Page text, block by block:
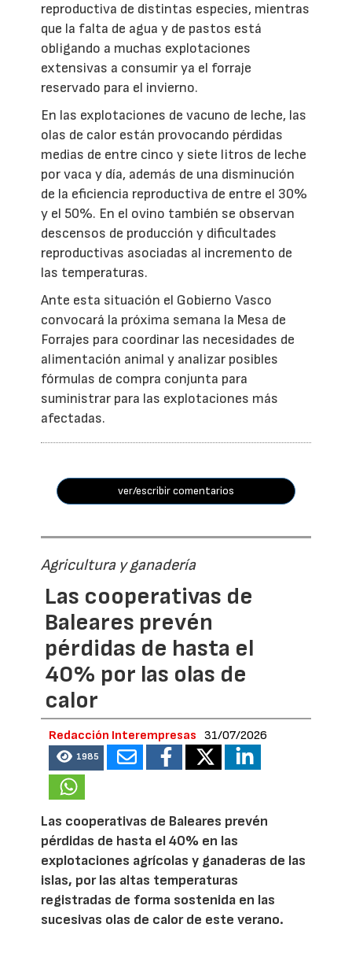
reproductiva de distintas especies, mientras
que la falta de agua y de pastos está
obligando a muchas explotaciones
extensivas a consumir ya el forraje
reservado para el invierno.
En las explotaciones de vacuno de leche, las
olas de calor están provocando pérdidas
medias de entre cinco y siete litros de leche
por vaca y día, además de una disminución
de la eficiencia reproductiva de entre el 30%
y el 50%. En el ovino también se observan
descensos de producción y dificultades
reproductivas asociadas al incremento de
las temperaturas.
Ante esta situación el Gobierno Vasco
convocará la próxima semana la Mesa de
Forrajes para coordinar las necesidades de
alimentación animal y analizar posibles
fórmulas de compra conjunta para
suministrar para las explotaciones más
afectadas.
ver/escribir comentarios
Agricultura y ganadería
Las cooperativas de
Baleares prevén
pérdidas de hasta el
40% por las olas de
calor
Redacción Interempresas 31/07/2026
1985
Las cooperativas de Baleares prevén
pérdidas de hasta el 40% en las
explotaciones agrícolas y ganaderas de las
islas, por las altas temperaturas
registradas de forma sostenida en las
sucesivas olas de calor de este verano.